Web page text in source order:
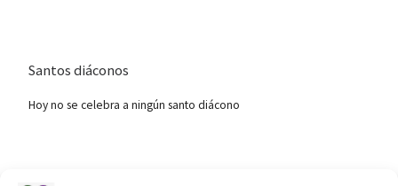
Santos diáconos
Hoy no se celebra a ningún santo diácono